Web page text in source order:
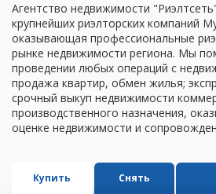
Агентство недвижимости
крупнейших риэлторских компаний
оказывающая профессиональные
рынке недвижимости региона. Мы
проведении любых операций с
продажа квартир, обмен жилья;
срочный выкуп недвижимости
производственного назначения,
оценке недвижимости и
Купить Снять